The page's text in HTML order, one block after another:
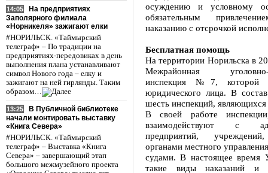
14:05
На предприятиях
Заполярного филиала
«Норникеля» зажигают елки
#НОРИЛЬСК. «Таймырский
телеграф» – По традиции на
предприятиях-передовиках в день
выполнения плана устанавливают
символ Нового года – елку и
зажигают на ней гирлянды. Таким
образом…
13:25
В Публичной библиотеке
начали монтировать выставку
«Книга Севера»
#НОРИЛЬСК. «Таймырский
телеграф» – Выставка «Книга
Севера» – завершающий этап
большого межмузейного проекта
осуждению и условному
обязательным
наказанию с отсрочкой
Бесплатная помощь
На территории Норильска в
Межрайонная уголовно-
инспекция №7, которой
юридического лица. В
шесть инспекций,
В своей работе
взаимодействуют с
предприятий,
органами местного
судами. В настоящее время
такие виды наказаний и